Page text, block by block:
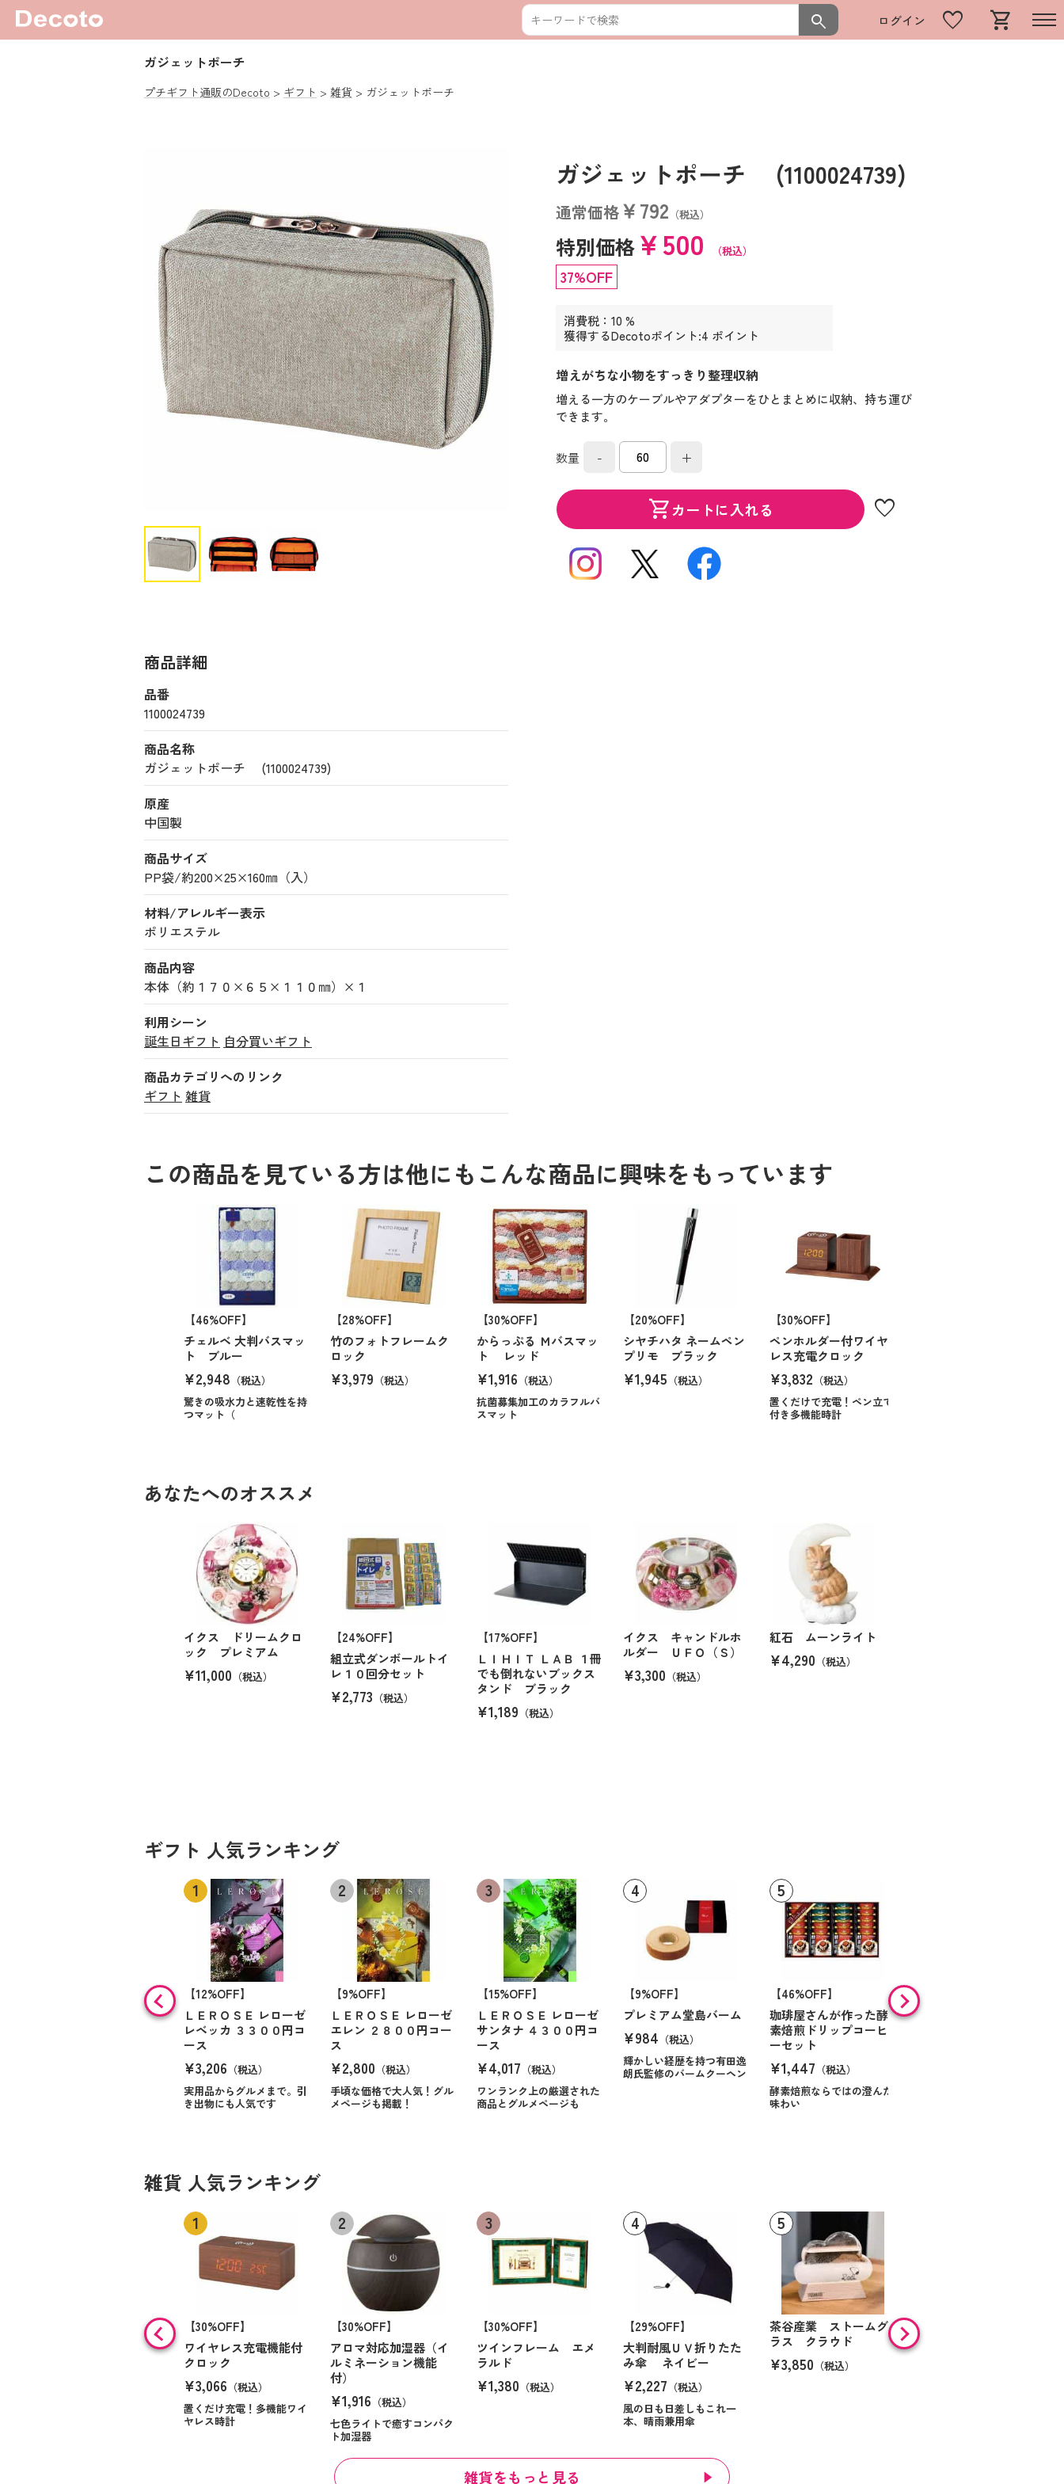
search ログイン favorite shopping_cart
ガジェットポーチ
プチギフト通販のDecoto ギフト 雑貨 ガジェットポーチ
ガジェットポーチ (1100024739)
通常価格￥792 （税込）
特別価格￥500 （税込）
37%OFF
消費税：10 %
獲得するDecotoポイント:4 ポイント
増えがちな小物をすっきり整理収納
増える一方のケーブルやアダプターをひとまとめに収納、持ち運び
できます。
数量 - +
shopping_cartカートに入れる favorite
商品詳細
品番
1100024739
商品名称
ガジェットポーチ (1100024739)
原産
中国製
商品サイズ
PP袋/約200×25×160㎜（入）
材料/アレルギー表示
ポリエステル
商品内容
本体（約１７０×６５×１１０㎜）×１
利用シーン
誕生日ギフト 自分買いギフト
商品カテゴリへのリンク
ギフト 雑貨
この商品を見ている方は他にもこんな商品に興味をもっています
【46%OFF】
チェルベ 大判バスマッ
ト ブルー
¥2,948 （税込）
驚きの吸水力と速乾性を持
つマット（
【28%OFF】
竹のフォトフレームク
ロック
¥3,979 （税込）
【30%OFF】
からっぷる Ｍバスマッ
ト レッド
¥1,916 （税込）
抗菌募集加工のカラフルバ
スマット
【20%OFF】
シヤチハタ ネームペン
プリモ ブラック
¥1,945 （税込）
【30%OFF】
ペンホルダー付ワイヤ
レス充電クロック
¥3,832 （税込）
置くだけで充電！ペン立て
付き多機能時計
あなたへのオススメ
イクス ドリームクロ
ック プレミアム
¥11,000 （税込）
【24%OFF】
組立式ダンボールトイ
レ１０回分セット
¥2,773 （税込）
【17%OFF】
ＬＩＨＩＴ ＬＡＢ １冊
でも倒れないブックス
タンド ブラック
¥1,189 （税込）
イクス キャンドルホ
ルダー ＵＦＯ（Ｓ）
¥3,300 （税込）
紅石 ムーンライト
¥4,290 （税込）
ギフト 人気ランキング
【12%OFF】
ＬＥＲＯＳＥ レローゼ
レベッカ ３３００円コ
ース
¥3,206 （税込）
実用品からグルメまで。引
き出物にも人気です
【9%OFF】
ＬＥＲＯＳＥ レローゼ
エレン ２８００円コー
ス
¥2,800 （税込）
手頃な価格で大人気！グル
メページも掲載！
【15%OFF】
ＬＥＲＯＳＥ レローゼ
サンタナ ４３００円コ
ース
¥4,017 （税込）
ワンランク上の厳選された
商品とグルメページも
【9%OFF】
プレミアム堂島バーム
¥984 （税込）
輝かしい経歴を持つ有田逸
朗氏監修のバームクーヘン
【46%OFF】
珈琲屋さんが作った酵
素焙煎ドリップコーヒ
ーセット
¥1,447 （税込）
酵素焙煎ならではの澄んだ
味わい
【9%OFF】
アラン・ド・パリ ショ
雑貨 人気ランキング
【30%OFF】
ワイヤレス充電機能付
クロック
¥3,066 （税込）
置くだけ充電！多機能ワイ
ヤレス時計
【30%OFF】
アロマ対応加湿器（イ
ルミネーション機能
付）
¥1,916 （税込）
七色ライトで癒すコンパク
ト加湿器
【30%OFF】
ツインフレーム エメ
ラルド
¥1,380 （税込）
【29%OFF】
大判耐風ＵＶ折りたた
み傘 ネイビー
¥2,227 （税込）
風の日も日差しもこれ一
本、晴雨兼用傘
茶谷産業 ストームグ
ラス クラウド
¥3,850 （税込）
【36%OFF】
ボジョルナ 珪藻土バス
雑貨をもっと見る